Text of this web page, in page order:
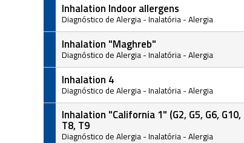
Inhalation Indoor allergens
Diagnóstico de Alergia - Inalatória - Alergia
Inhalation "Maghreb"
Diagnóstico de Alergia - Inalatória - Alergia
Inhalation 4
Diagnóstico de Alergia - Inalatória - Alergia
Inhalation "California 1" (G2, G5, G6,
T8, T9
Diagnóstico de Alergia - Inalatória - Alergia